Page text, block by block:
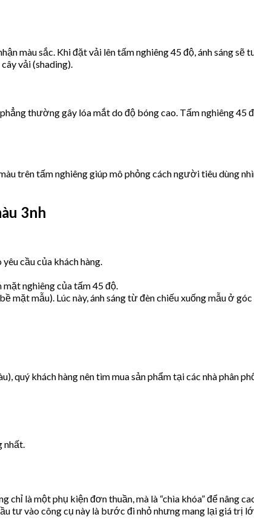
màu sắc. Khi đặt vải lên tấm nghiêng 45 độ, ánh sáng
vải (shading).
thường gây lóa mắt do độ bóng cao. Tấm nghiêng 45
trên tấm nghiêng giúp mô phỏng cách người tiêu dùng
3nh
cầu của khách hàng.
mặt nghiêng của tấm 45 độ.
mẫu). Lúc này, ánh sáng từ đèn chiếu xuống mẫu ở
khách hàng nên tìm mua sản phẩm tại các nhà phân
nhất.
chỉ là một phụ kiện đơn thuần, mà là “chìa khóa” để nâng
tư vào công cụ này là bước đi nhỏ nhưng mang lại giá trị